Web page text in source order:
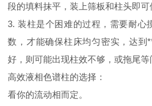
段的填料抹平，装上筛板和柱头即可
3. 装柱是个困难的过程，需要耐心
数，才能确保柱床均匀密实，达到
好，则可能出现柱效不够，或拖尾等
高效液相色谱柱的选择：
看你的流动相而定。